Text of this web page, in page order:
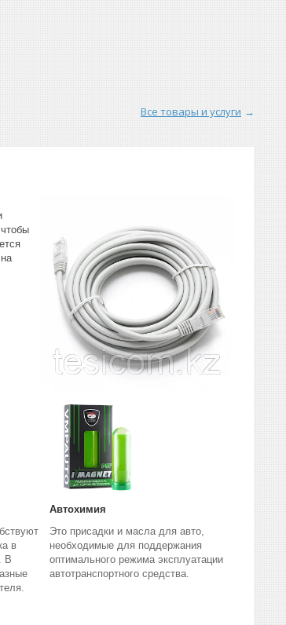
Все товары и услуги
в
В
Автохимия
Это присадки и масла для авто,
необходимые для поддержания
оптимального режима эксплуатации
автотранспортного средства.